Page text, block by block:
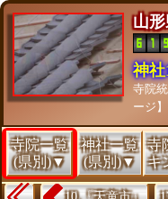
山
神
寺院
ージ
寺院一覧
(県別)▼
神社一覧
(県別)▼
寺
キ